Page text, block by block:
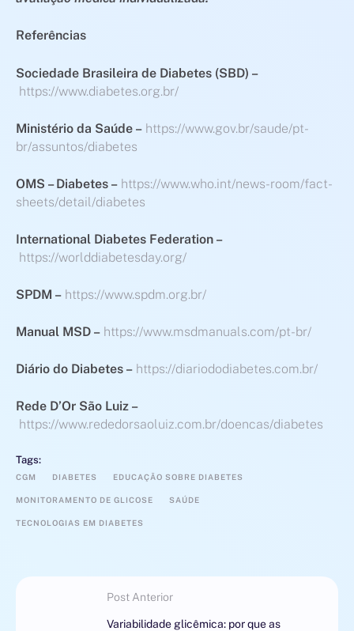
Referências
Sociedade Brasileira de Diabetes (SBD) –
https://www.diabetes.org.br/
Ministério da Saúde – https://www.gov.br/saude/pt-
br/assuntos/diabetes
OMS – Diabetes – https://www.who.int/news-room/fact-
sheets/detail/diabetes
International Diabetes Federation –
https://worlddiabetesday.org/
SPDM – https://www.spdm.org.br/
Manual MSD – https://www.msdmanuals.com/pt-br/
Diário do Diabetes – https://diariododiabetes.com.br/
Rede D’Or São Luiz –
https://www.rededorsaoluiz.com.br/doencas/diabetes
Tags:
CGM DIABETES EDUCAÇÃO SOBRE DIABETES
MONITORAMENTO DE GLICOSE SAÚDE
TECNOLOGIAS EM DIABETES
Post Anterior
Variabilidade glicêmica: por que as